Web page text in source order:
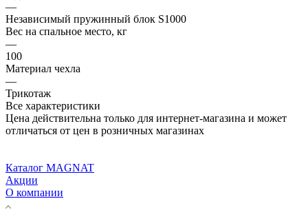
—
Независимый пружинный блок S1000
Вес на спальное место, кг
—
100
Материал чехла
—
Трикотаж
Все характеристики
Цена действительна только для интернет-магазина и может
отличаться от цен в розничных магазинах
Каталог MAGNAT
Акции
О компании